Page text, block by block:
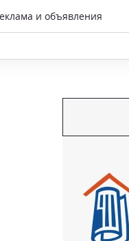
и объявления